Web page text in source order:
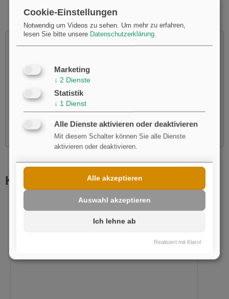
Möchten Sie vonYoutube
Kommentar schreiben
Name
Cookie-Einstellungen
Notwendig um Videos zu sehen. Um mehr zu erfahren,
lesen Sie bitte unsere Datenschutzerklärung.
Marketing
↓ 2 Dienste
Statistik
↓ 1 Dienst
Alle Dienste aktivieren oder deaktivieren
Mit diesem Schalter können Sie alle Dienste
aktivieren oder deaktivieren.
Ich lehne ab
Auswahl akzeptieren
Alle akzeptieren
Realisiert mit Klaro!